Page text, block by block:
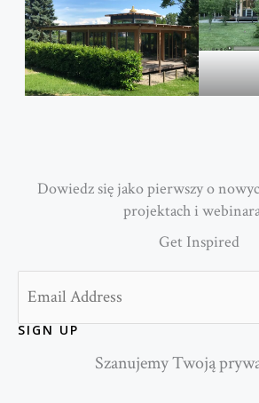
Dowiedz się jako pierwszy o
projektach i
Get Inspired
SIGN UP
Szanujemy Twoją